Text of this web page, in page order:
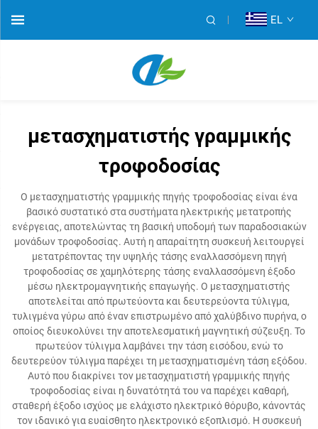
EL
μετασχηματιστής γραμμικής
τροφοδοσίας
Ο μετασχηματιστής γραμμικής πηγής τροφοδοσίας είναι ένα
βασικό συστατικό στα συστήματα ηλεκτρικής μετατροπής
ενέργειας, αποτελώντας τη βασική υποδομή των παραδοσιακών
μονάδων τροφοδοσίας. Αυτή η απαραίτητη συσκευή λειτουργεί
μετατρέποντας την υψηλής τάσης εναλλασσόμενη πηγή
τροφοδοσίας σε χαμηλότερης τάσης εναλλασσόμενη έξοδο
μέσω ηλεκτρομαγνητικής επαγωγής. Ο μετασχηματιστής
αποτελείται από πρωτεύοντα και δευτερεύοντα τύλιγμα,
τυλιγμένα γύρω από έναν επιστρωμένο από χαλύβδινο πυρήνα, ο
οποίος διευκολύνει την αποτελεσματική μαγνητική σύζευξη. Το
πρωτεύον τύλιγμα λαμβάνει την τάση εισόδου, ενώ το
δευτερεύον τύλιγμα παρέχει τη μετασχηματισμένη τάση εξόδου.
Αυτό που διακρίνει τον μετασχηματιστή γραμμικής πηγής
τροφοδοσίας είναι η δυνατότητά του να παρέχει καθαρή,
σταθερή έξοδο ισχύος με ελάχιστο ηλεκτρικό θόρυβο, κάνοντάς
τον ιδανικό για ευαίσθητο ηλεκτρονικό εξοπλισμό. Η συσκευή